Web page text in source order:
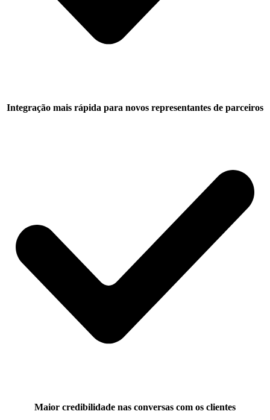
Integração mais rápida para novos representantes de parceiros
Maior credibilidade nas conversas com os clientes